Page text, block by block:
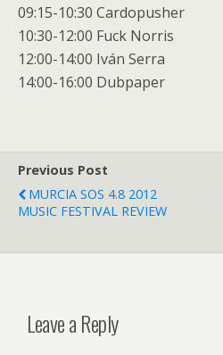
09:15-10:30 Cardopusher
10:30-12:00 Fuck Norris
12:00-14:00 Iván Serra
14:00-16:00 Dubpaper
Previous Post
MURCIA SOS 4.8 2012
MUSIC FESTIVAL REVIEW
Leave a Reply